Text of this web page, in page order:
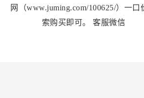
网（www.juming.com/100625/）一口
索购买即可。 客服微信